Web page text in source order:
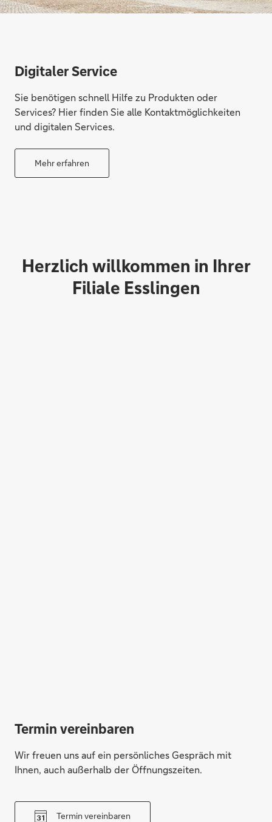
Digitaler Service
Sie benötigen schnell Hilfe zu Produkten oder
Services? Hier finden Sie alle Kontaktmöglichkeiten
und digitalen Services.
Mehr erfahren
Herzlich willkommen in Ihrer
Filiale Esslingen
Termin vereinbaren
Wir freuen uns auf ein persönliches Gespräch mit
Ihnen, auch außerhalb der Öffnungszeiten.
Termin vereinbaren